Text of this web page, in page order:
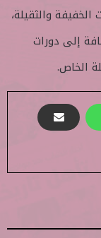
والثقيلة،
إلى دورات
الخاص.